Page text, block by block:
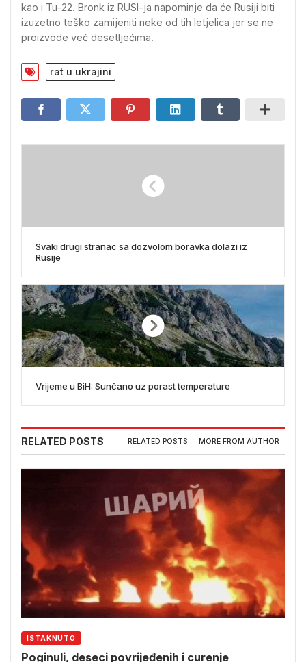
kao i Tu-22. Bronk iz RUSI-ja napominje da će Rusiji biti
izuzetno teško zamijeniti neke od tih letjelica jer se ne
proizvode već desetljećima.
rat u ukrajini
Svaki drugi stranac sa dozvolom boravka dolazi iz
Rusije
Vrijeme u BiH: Sunčano uz porast temperature
RELATED POSTS RELATED POSTS MORE FROM AUTHOR
ISTAKNUTO
Poginuli, deseci povrijeđenih i curenje